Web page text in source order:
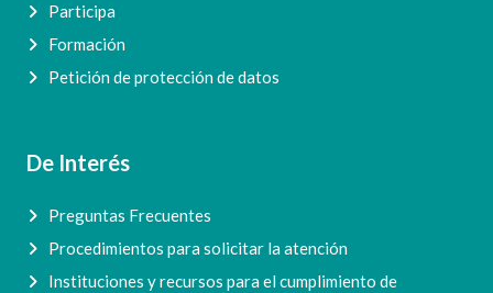
Participa
Formación
Petición de protección de datos
De Interés
Preguntas Frecuentes
Procedimientos para solicitar la atención
Instituciones y recursos para el cumplimiento de